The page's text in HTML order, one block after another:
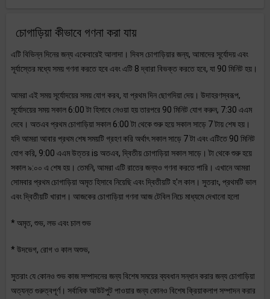
চোগাড়িয়া কীভাবে গণনা করা যায়
এটি বিভিন্ন দিনের জন্য একেবারেই আলাদা। দিবস চোগাড়িয়ার জন্য, আমাদের সূর্যোদয় এবং
সূর্যাস্তের মধ্যে সময় গণনা করতে হবে এবং এটি 8 দ্বারা বিভক্ত করতে হবে, যা 90 মিনিট হয়।
আমরা এই সময় সূর্যোদয়ের সময় যোগ করব, যা প্রথম দিন ছোগদিয়া দেয়। উদাহরণস্বরূপ,
সূর্যোদয়ের সময় সকাল 6:00 টা হিসাবে নেওয়া হয় তারপরে 90 মিনিট যোগ করুন, 7:30 এএম
দেবে। অতএব প্রথম চোগাড়িয়া সকাল 6:00 টা থেকে শুরু হয়ে সকাল সাড়ে 7 টায় শেষ হয়।
যদি আমরা আবার প্রথম শেষ সময়টি গ্রহণ করি অর্থাৎ সকাল সাড়ে 7 টা এবং এটিতে 90 মিনিট
যোগ করি, 9:00 এএম উত্তর is অতএব, দ্বিতীয় চোগাড়িয়া সকাল সাড়ে। টা থেকে শুরু হয়ে
সকাল ৯:০০ এ শেষ হয়। তেমনি, আমরা এটি রাতের জন্যও গণনা করতে পারি। এখানে আমরা
সোমবার প্রথম চোগাড়িয়া অমৃত হিসাবে নিয়েছি এবং দ্বিতীয়টি হ'ল কাল। সুতরাং, প্রথমটি ভাল
এবং দ্বিতীয়টি খারাপ। আজকের চোগাড়িয়া গণনা আজ টেবিল নিচে মাধ্যমে দেখানো হলো
* অমৃত, শুভ, লভ এবং চাল শুভ
* উদভেগ, রোগ ও কাল অশুভ,
সুতরাং যে কোনও শুভ কাজ সম্পাদনের জন্য বিশেষ সময়ের ব্যবধান সন্ধান করার জন্য চোগাড়িয়া
অত্যন্ত গুরুত্বপূর্ণ। সর্বাধিক আউটপুট পাওয়ার জন্য কোনও বিশেষ ক্রিয়াকলাপ সম্পাদন করার